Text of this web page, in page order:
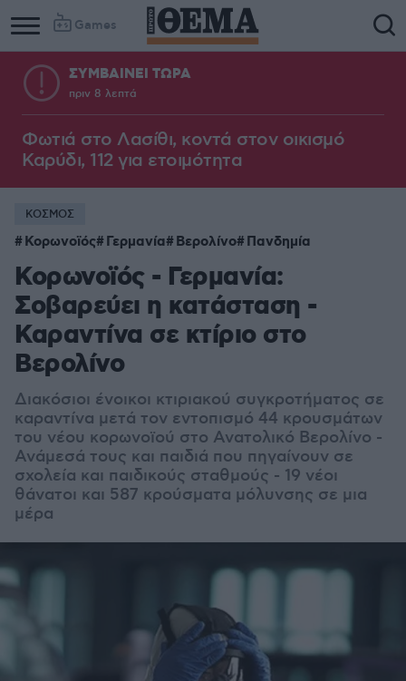
Games
ΣΥΜΒΑΙΝΕΙ ΤΩΡΑ
πριν 8 λεπτά
Φωτιά στο Λασίθι, κοντά στον οικισμό
Καρύδι, 112 για ετοιμότητα
ΚΟΣΜΟΣ
Κορωνοϊός Γερμανία Βερολίνο Πανδημία
Κορωνοϊός - Γερμανία:
Σοβαρεύει η κατάσταση -
Καραντίνα σε κτίριο στο
Βερολίνο
Διακόσιοι ένοικοι κτιριακού συγκροτήματος σε
καραντίνα μετά τον εντοπισμό 44 κρουσμάτων
του νέου κορωνοϊού στο Ανατολικό Βερολίνο -
Ανάμεσά τους και παιδιά που πηγαίνουν σε
σχολεία και παιδικούς σταθμούς - 19 νέοι
θάνατοι και 587 κρούσματα μόλυνσης σε μια
μέρα